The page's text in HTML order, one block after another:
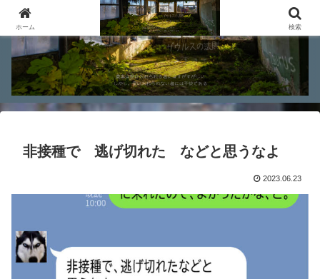
非接種で 逃げ切れた などと思うなよ
2023.06.23
ホーム 検索